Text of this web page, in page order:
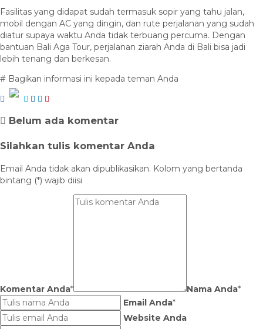
Fasilitas yang didapat sudah termasuk sopir yang tahu jalan,
mobil dengan AC yang dingin, dan rute perjalanan yang sudah
diatur supaya waktu Anda tidak terbuang percuma. Dengan
bantuan Bali Aga Tour, perjalanan ziarah Anda di Bali bisa jadi
lebih tenang dan berkesan.
# Bagikan informasi ini kepada teman Anda
Belum ada komentar
Silahkan tulis komentar Anda
Email Anda tidak akan dipublikasikan. Kolom yang bertanda
bintang (*) wajib diisi
Komentar Anda* Nama Anda*
Email Anda*
Website Anda